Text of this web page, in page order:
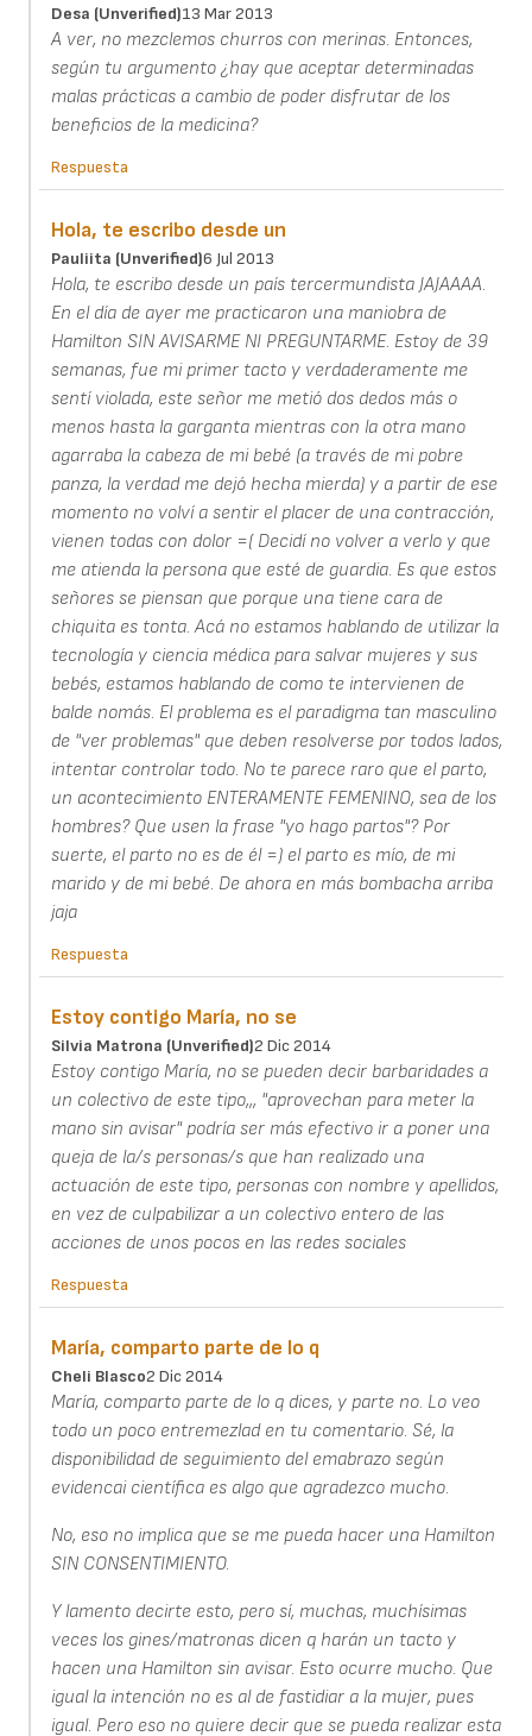
Desa (unverified)13 Mar 2013
A ver, no mezclemos churros con merinas. Entonces,
según tu argumento ¿hay que aceptar determinadas
malas prácticas a cambio de poder disfrutar de los
beneficios de la medicina?
Respuesta
Hola, te escribo desde un
Pauliita (unverified)6 Jul 2013
Hola, te escribo desde un país tercermundista JAJAAAA.
En el día de ayer me practicaron una maniobra de
Hamilton SIN AVISARME NI PREGUNTARME. Estoy de 39
semanas, fue mi primer tacto y verdaderamente me
sentí violada, este señor me metió dos dedos más o
menos hasta la garganta mientras con la otra mano
agarraba la cabeza de mi bebé (a través de mi pobre
panza, la verdad me dejó hecha mierda) y a partir de ese
momento no volví a sentir el placer de una contracción,
vienen todas con dolor =( Decidí no volver a verlo y que
me atienda la persona que esté de guardia. Es que estos
señores se piensan que porque una tiene cara de
chiquita es tonta. Acá no estamos hablando de utilizar la
tecnología y ciencia médica para salvar mujeres y sus
bebés, estamos hablando de como te intervienen de
balde nomás. El problema es el paradigma tan masculino
de "ver problemas" que deben resolverse por todos lados,
intentar controlar todo. No te parece raro que el parto,
un acontecimiento ENTERAMENTE FEMENINO, sea de los
hombres? Que usen la frase "yo hago partos"? Por
suerte, el parto no es de él =) el parto es mío, de mi
marido y de mi bebé. De ahora en más bombacha arriba
jaja
Respuesta
Estoy contigo María, no se
Silvia Matrona (unverified)2 Dic 2014
Estoy contigo María, no se pueden decir barbaridades a
un colectivo de este tipo,,, "aprovechan para meter la
mano sin avisar" podría ser más efectivo ir a poner una
queja de la/s personas/s que han realizado una
actuación de este tipo, personas con nombre y apellidos,
en vez de culpabilizar a un colectivo entero de las
acciones de unos pocos en las redes sociales
Respuesta
María, comparto parte de lo q
Cheli Blasco2 Dic 2014
María, comparto parte de lo q dices, y parte no. Lo veo
todo un poco entremezlad en tu comentario. Sé, la
disponibilidad de seguimiento del emabrazo según
evidencai científica es algo que agradezco mucho.
No, eso no implica que se me pueda hacer una Hamilton
SIN CONSENTIMIENTO.
Y lamento decirte esto, pero sí, muchas, muchísimas
veces los gines/matronas dicen q harán un tacto y
hacen una Hamilton sin avisar. Esto ocurre mucho. Que
igual la intención no es al de fastidiar a la mujer, pues
igual. Pero eso no quiere decir que se pueda realizar esta